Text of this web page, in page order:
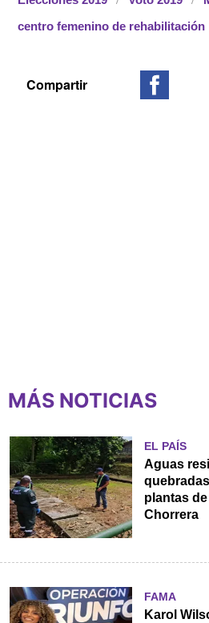
centro femenino de rehabilitación
MÁS NOTICIAS
EL PAÍS
Aguas
plantas
Chorrera
FAMA
Karol